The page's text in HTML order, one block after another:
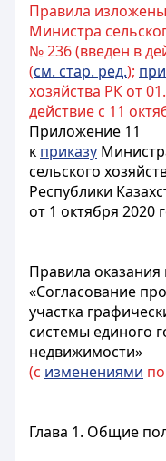
Правила
Министра
№ 236 (введен в
(см. стар. ред.);
хозяйства РК от
действие с 11
Приложение 11
к приказу
сельского
Республики
от 1 октября 2020
Правила оказания
«Согласование
участка
системы единого
недвижимости»
(с изменениями
Глава 1. Общие